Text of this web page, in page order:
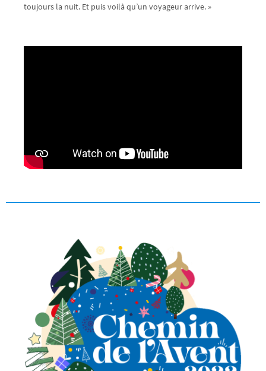
toujours la nuit. Et puis voilà qu’un voyageur arrive. »